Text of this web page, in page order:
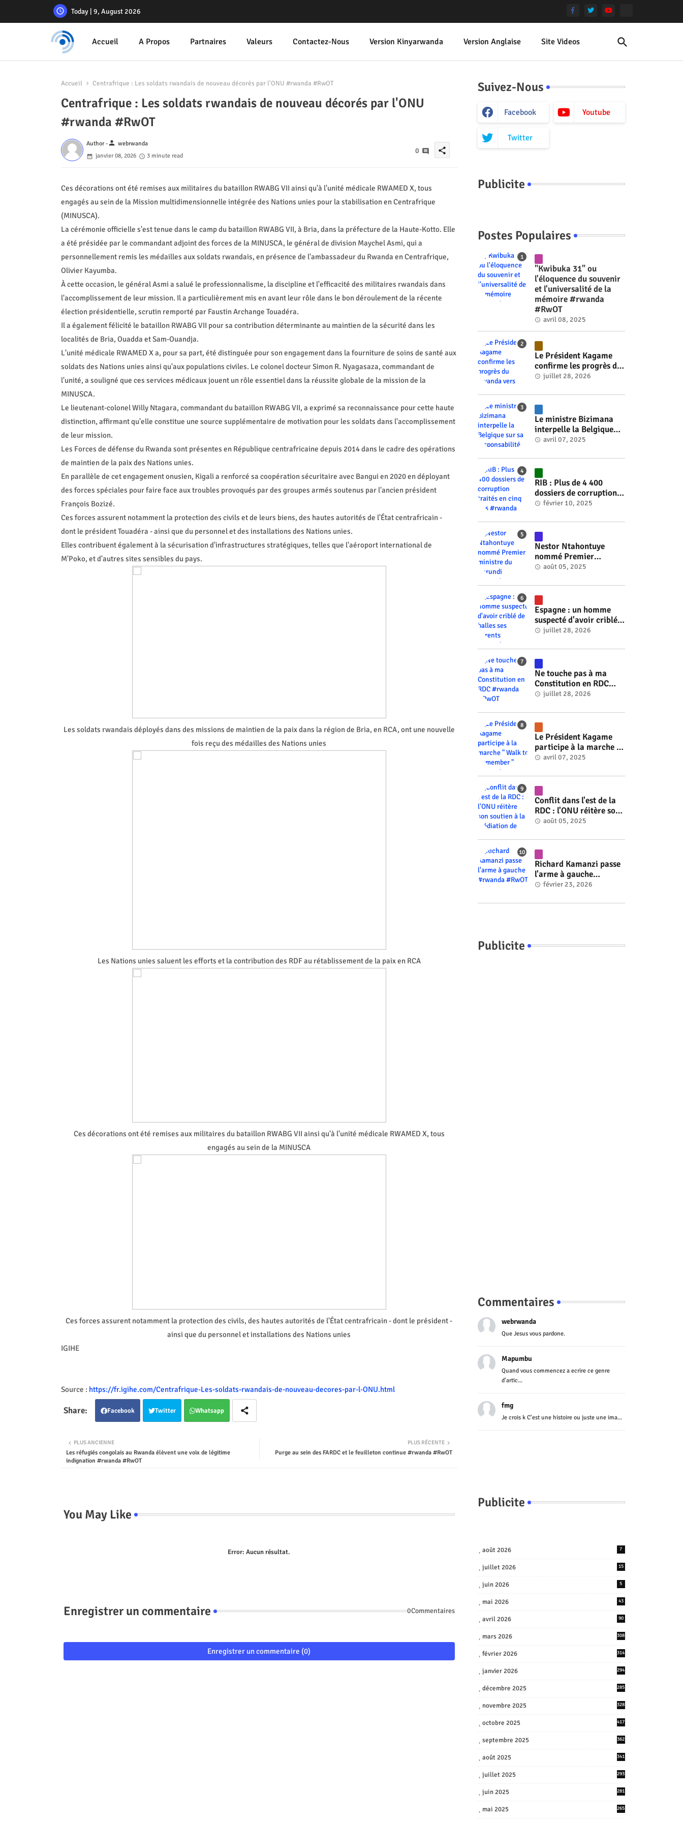
Today | 9, August 2026
Accueil A Propos Partnaires Valeurs Contactez-Nous Version Kinyarwanda Version Anglaise Site Videos
Accueil Centrafrique : Les soldats rwandais de nouveau décorés par l'ONU #rwanda #RwOT
Centrafrique : Les soldats rwandais de nouveau décorés par l'ONU
#rwanda #RwOT
Author -person webrwanda
janvier 08, 2026
3 minute read
0 share
Ces décorations ont été remises aux militaires du bataillon RWABG VII ainsi qu'à l'unité médicale RWAMED X, tous
engagés au sein de la Mission multidimensionnelle intégrée des Nations unies pour la stabilisation en Centrafrique
(MINUSCA).
La cérémonie officielle s'est tenue dans le camp du bataillon RWABG VII, à Bria, dans la préfecture de la Haute-Kotto. Elle
a été présidée par le commandant adjoint des forces de la MINUSCA, le général de division Maychel Asmi, qui a
personnellement remis les médailles aux soldats rwandais, en présence de l'ambassadeur du Rwanda en Centrafrique,
Olivier Kayumba.
À cette occasion, le général Asmi a salué le professionnalisme, la discipline et l'efficacité des militaires rwandais dans
l'accomplissement de leur mission. Il a particulièrement mis en avant leur rôle dans le bon déroulement de la récente
élection présidentielle, scrutin remporté par Faustin Archange Touadéra.
Il a également félicité le bataillon RWABG VII pour sa contribution déterminante au maintien de la sécurité dans les
localités de Bria, Ouadda et Sam-Ouandja.
L'unité médicale RWAMED X a, pour sa part, été distinguée pour son engagement dans la fourniture de soins de santé aux
soldats des Nations unies ainsi qu'aux populations civiles. Le colonel docteur Simon R. Nyagasaza, commandant de
l'unité, a souligné que ces services médicaux jouent un rôle essentiel dans la réussite globale de la mission de la
MINUSCA.
Le lieutenant-colonel Willy Ntagara, commandant du bataillon RWABG VII, a exprimé sa reconnaissance pour cette haute
distinction, affirmant qu'elle constitue une source supplémentaire de motivation pour les soldats dans l'accomplissement
de leur mission.
Les Forces de défense du Rwanda sont présentes en République centrafricaine depuis 2014 dans le cadre des opérations
de maintien de la paix des Nations unies.
En parallèle de cet engagement onusien, Kigali a renforcé sa coopération sécuritaire avec Bangui en 2020 en déployant
des forces spéciales pour faire face aux troubles provoqués par des groupes armés soutenus par l'ancien président
François Bozizé.
Ces forces assurent notamment la protection des civils et de leurs biens, des hautes autorités de l'État centrafricain -
dont le président Touadéra - ainsi que du personnel et des installations des Nations unies.
Elles contribuent également à la sécurisation d'infrastructures stratégiques, telles que l'aéroport international de
M'Poko, et d'autres sites sensibles du pays.
Les soldats rwandais déployés dans des missions de maintien de la paix dans la région de Bria, en RCA, ont une nouvelle
fois reçu des médailles des Nations unies
Les Nations unies saluent les efforts et la contribution des RDF au rétablissement de la paix en RCA
Ces décorations ont été remises aux militaires du bataillon RWABG VII ainsi qu'à l'unité médicale RWAMED X, tous
engagés au sein de la MINUSCA
Ces forces assurent notamment la protection des civils, des hautes autorités de l'État centrafricain - dont le président -
ainsi que du personnel et installations des Nations unies
IGIHE
Source : https://fr.igihe.com/Centrafrique-Les-soldats-rwandais-de-nouveau-decores-par-l-ONU.html
Facebook Twitter Whatsapp
PLUS RÉCENTE
Purge au sein des FARDC et le feuilleton continue #rwanda #RwOT
PLUS ANCIENNE
Les réfugiés congolais au Rwanda élèvent une voix de légitime
indignation #rwanda #RwOT
You May Like
Error: Aucun résultat.
Enregistrer un commentaire 0Commentaires
Enregistrer un commentaire (0)
Suivez-Nous
Facebook Youtube
Twitter
Publicite
Postes Populaires
"Kwibuka 31" ou
l'éloquence du souvenir
et l'universalité de la
mémoire #rwanda
#RwOT
avril 08, 2025
Le Président Kagame
confirme les progrès du
Rwanda vers l'énergie
2030 #rwanda #RwOT
juillet 28, 2026
Le ministre Bizimana
interpelle la Belgique
sur sa responsabilité
génocide #rwanda
#RwOT
avril 07, 2025
RIB : Plus de 4 400
dossiers de corruption
traités en cinq ans
février 10, 2025
Nestor Ntahontuye
nommé Premier
ministre du Burundi
août 05, 2025
Espagne : un homme
suspecté d'avoir criblé
de balles ses parents
juillet 28, 2026
Ne touche pas à ma
Constitution en RDC
#rwanda #RwOT
juillet 28, 2026
Le Président Kagame
participe à la marche "
Walk to Remember "
avril 07, 2025
Conflit dans l'est de la
RDC : l'ONU réitère son
soutien à la médiation
#rwanda #RwOT
août 05, 2025
Richard Kamanzi passe
l'arme à gauche
#rwanda #RwOT
février 23, 2026
Publicite
Commentaires
webrwanda
Que Jesus vous pardone.
Mapumbu
Quand vous commencez a ecrire ce genre
d'artic...
fmg
Je crois k C'est une histoire ou juste une ima...
Publicite
août 2026 7
juillet 2026 15
juin 2026 5
mai 2026 43
avril 2026 90
mars 2026 308
février 2026 314
janvier 2026 294
décembre 2025 285
novembre 2025 328
octobre 2025 417
septembre 2025 362
août 2025 341
juillet 2025 293
juin 2025 281
mai 2025 265